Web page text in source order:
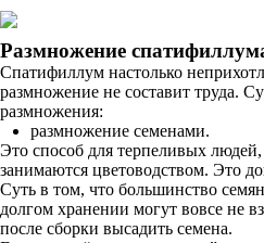
Размножение
Спатифиллум настолько
размножение не составит труда.
размножения:
размножение семенами.
Это способ для терпеливых
занимаются цветоводством. Это
Суть в том, что большинство
долгом хранении могут вовсе не
после сборки высадить семена.